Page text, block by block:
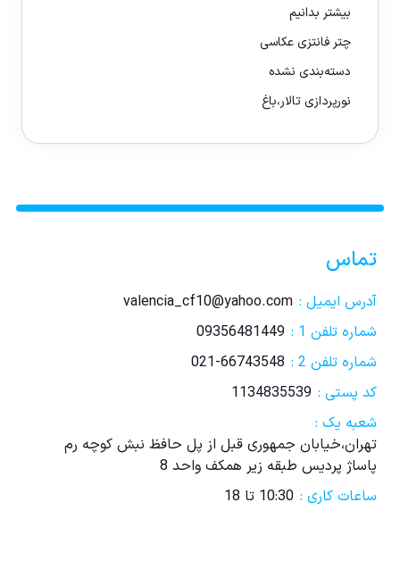
بیشتر بدانیم
چتر فانتزی عکاسی
دسته‌بندی نشده
نورپردازی تالار،باغ
تماس
آدرس ایمیل : valencia_cf10@yahoo.com
شماره تلفن 1 :
09356481449
شماره تلفن 2 :
021-66743548
کد پستی : 1134835539
شعبه یک :
تهران،خیابان جمهوری قبل از پل حافظ نبش کوچه رم
پاساژ پردیس طبقه زیر همکف واحد 8
ساعات کاری : 10:30 تا 18